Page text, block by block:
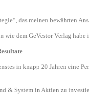
das meinen bewährten
dem GeVestor Verlag
in knapp 20 Jahren eine
& System in Aktien zu